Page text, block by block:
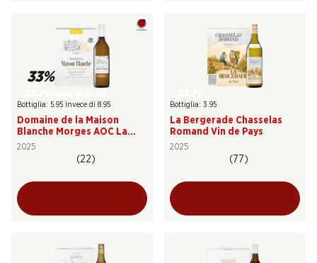
33%
Bottiglia: 5.95 invece di 8.95
Domaine de la Maison
Blanche Morges AOC La
Côte
2025
(22)
Bottiglia: 3.95
La Bergerade Chasselas
Romand Vin de Pays
2025
(77)